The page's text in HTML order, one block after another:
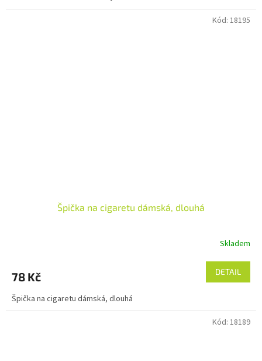
Špička na cigaretu dámská, dlouhá
Skladem
78 Kč DETAIL
Špička na cigaretu dámská, dlouhá
Kód: 18195
Kód: 18189